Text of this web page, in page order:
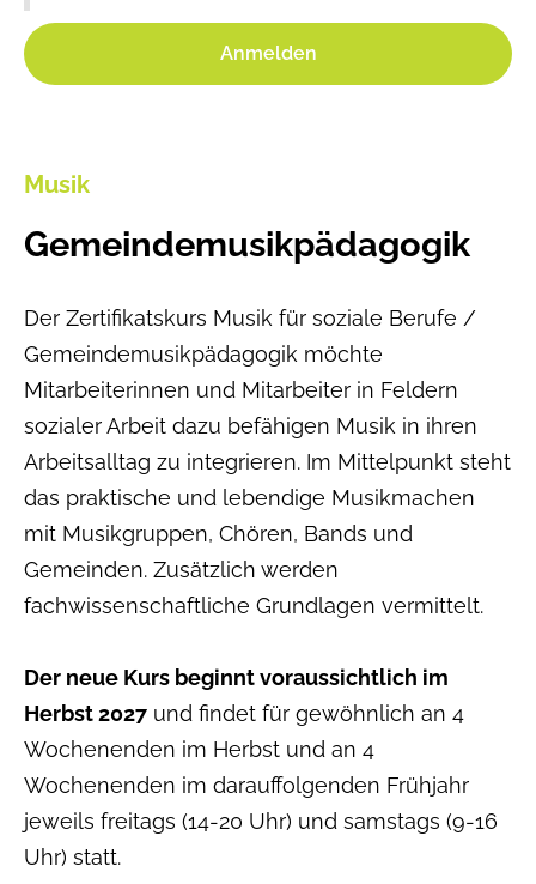
Anmelden
Musik
Gemeindemusikpädagogik
Der Zertifikatskurs Musik für soziale Berufe /
Gemeindemusikpädagogik möchte
Mitarbeiterinnen und Mitarbeiter in Feldern
sozialer Arbeit dazu befähigen Musik in ihren
Arbeitsalltag zu integrieren. Im Mittelpunkt steht
das praktische und lebendige Musikmachen
mit Musikgruppen, Chören, Bands und
Gemeinden. Zusätzlich werden
fachwissenschaftliche Grundlagen vermittelt.
Der neue Kurs beginnt voraussichtlich im
Herbst 2027 und findet für gewöhnlich an 4
Wochenenden im Herbst und an 4
Wochenenden im darauffolgenden Frühjahr
jeweils freitags (14-20 Uhr) und samstags (9-16
Uhr) statt.